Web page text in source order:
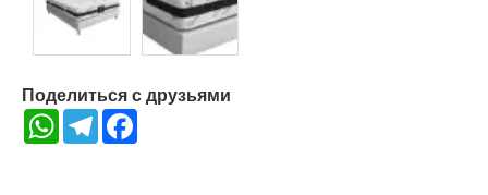
Поделиться с друзьями
WhatsAppTelegram